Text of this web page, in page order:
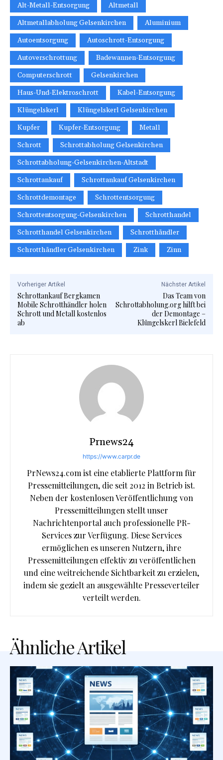
Alt-Metall-Entsorgung
Altmetall
Altmetallabholung Gelsenkirchen
Aluminium
Autoentsorgung
Autoschrott-Entsorgung
Autoverschrottung
Badewannen-Entsorgung
Computerschrott
Gelsenkirchen
Haus-Und-Elektroschrott
Kabel-Entsorgung
Klüngelskerl
Klüngelskerl Gelsenkirchen
Kupfer
Kupfer-Entsorgung
Metall
Schrott
Schrottabholung Gelsenkirchen
Schrottabholung-Gelsenkirchen-Altstadt
Schrottankauf
Schrottankauf Gelsenkirchen
Schrottdemontage
Schrottentsorgung
Schrottentsorgung-Gelsenkirchen
Schrotthandel
Schrotthandel Gelsenkirchen
Schrotthändler
Schrotthändler Gelsenkirchen
Zink Zinn
Vorheriger Artikel
Schrottankauf Bergkamen
Mobile Schrotthändler holen
Schrott und Metall kostenlos
ab
Nächster Artikel
Das Team von
Schrottabholung.org hilft bei
der Demontage –
Klüngelskerl Bielefeld
Prnews24
https://www.carpr.de
PrNews24.com ist eine etablierte Plattform für
Pressemitteilungen, die seit 2012 in Betrieb ist.
Neben der kostenlosen Veröffentlichung von
Pressemitteilungen stellt unser
Nachrichtenportal auch professionelle PR-
Services zur Verfügung. Diese Services
ermöglichen es unseren Nutzern, ihre
Pressemitteilungen effektiv zu veröffentlichen
und eine weitreichende Sichtbarkeit zu erzielen,
indem sie gezielt an ausgewählte Presseverteiler
verteilt werden.
Ähnliche Artikel